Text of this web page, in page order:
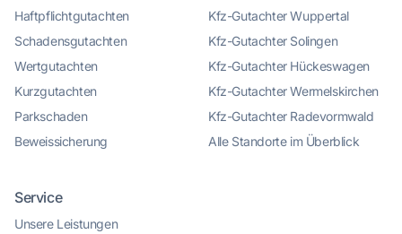
Haftpflichtgutachten
Schadensgutachten
Wertgutachten
Kurzgutachten
Parkschaden
Beweissicherung
Kfz-Gutachter Wuppertal
Kfz-Gutachter Solingen
Kfz-Gutachter Hückeswagen
Kfz-Gutachter Wermelskirchen
Kfz-Gutachter Radevormwald
Alle Standorte im Überblick
Service
Unsere Leistungen
Kundenbewertungen und Erfahrungen zu